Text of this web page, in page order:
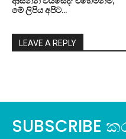
මේ ලිපිය අපිට…
LEAVE A REPLY
SUBSCRIBE